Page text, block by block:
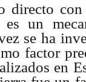
directo
es un
se ha
factor
en